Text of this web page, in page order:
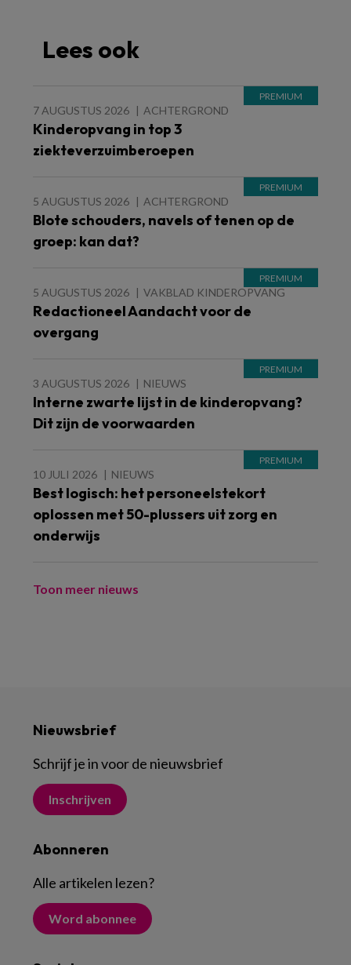
Lees ook
7 AUGUSTUS 2026 ACHTERGROND
Kinderopvang in top 3
ziekteverzuimberoepen
5 AUGUSTUS 2026 ACHTERGROND
Blote schouders, navels of tenen op de
groep: kan dat?
5 AUGUSTUS 2026 VAKBLAD KINDEROPVANG
Redactioneel Aandacht voor de
overgang
3 AUGUSTUS 2026 NIEUWS
Interne zwarte lijst in de kinderopvang?
Dit zijn de voorwaarden
10 JULI 2026 NIEUWS
Best logisch: het personeelstekort
oplossen met 50-plussers uit zorg en
onderwijs
Toon meer nieuws
Nieuwsbrief
Schrijf je in voor de nieuwsbrief
Inschrijven
Abonneren
Alle artikelen lezen?
Word abonnee